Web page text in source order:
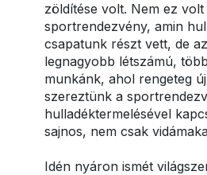
zöldítése volt. Nem ez volt
sportrendezvény, amin
csapatunk részt vett, de
legnagyobb létszámú,
munkánk, ahol rengeteg
szereztünk a
hulladéktermelésével
sajnos, nem csak
Idén nyáron ismét